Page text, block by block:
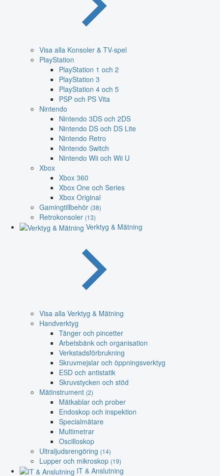
Visa alla Konsoler & TV-spel
PlayStation
PlayStation 1 och 2
PlayStation 3
PlayStation 4 och 5
PSP och PS Vita
Nintendo
Nintendo 3DS och 2DS
Nintendo DS och DS Lite
Nintendo Retro
Nintendo Switch
Nintendo Wii och Wii U
Xbox
Xbox 360
Xbox One och Series
Xbox Original
Gamingtillbehör (38)
Retrokonsoler (13)
Verktyg & Mätning
Visa alla Verktyg & Mätning
Handverktyg
Tänger och pincetter
Arbetsbänk och organisation
Verkstadsförbrukning
Skruvmejslar och öppningsverktyg
ESD och antistatik
Skruvstycken och stöd
Mätinstrument (2)
Mätkablar och prober
Endoskop och inspektion
Specialmätare
Multimetrar
Oscilloskop
Ultraljudsrengöring (14)
Lupper och mikroskop (19)
IT & Anslutning